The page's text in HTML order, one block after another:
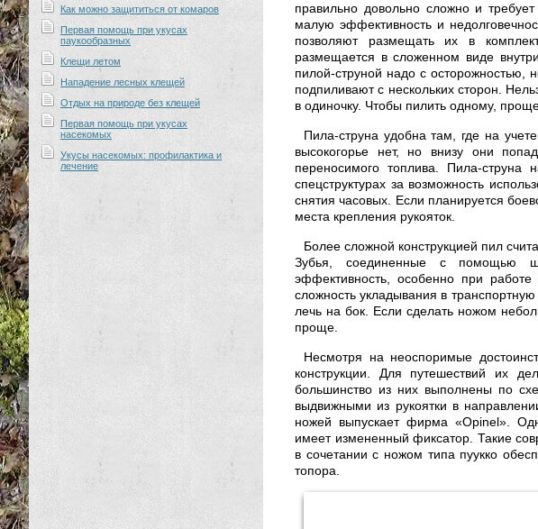
Как можно защититься от комаров
Первая помощь при укусах
паукообразных
Клещи летом
Нападение лесных клещей
Отдых на природе без клещей
Первая помощь при укусах
насекомых
Укусы насекомых: профилактика и
лечение
правильно довольно сложно и
малую эффективность и
позволяют размещать их в
размещается в сложенном виде
пилой-струной надо с осторожностью,
подпиливают с нескольких сторон.
в одиночку. Чтобы пилить одному,
Пила-струна удобна там, где на
высокогорье нет, но внизу они
переносимого топлива. Пила-
спецструктурах за возможность
снятия часовых. Если планируется
места крепления рукояток.
Более сложной конструкцией пил
Зубья, соединенные с помощью
эффективность, особенно при
сложность укладывания в
лечь на бок. Если сделать ножом
проще.
Несмотря на неоспоримые
конструкции. Для путешествий их
большинство из них выполнены по
выдвижными из рукоятки в
ножей выпускает фирма «Opinel».
имеет измененный фиксатор. Такие
в сочетании с ножом типа пуукко
топора.